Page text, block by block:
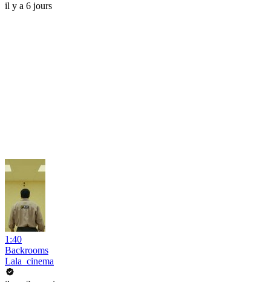
il y a 6 jours
1:40
Backrooms
Lala_cinema